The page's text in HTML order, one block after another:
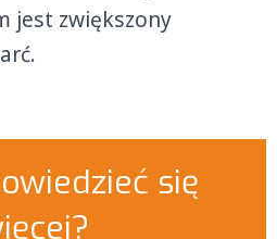
jest zwiększony
się